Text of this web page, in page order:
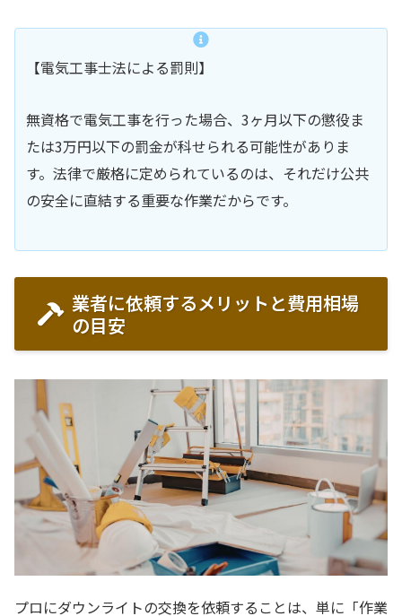
【電気工事士法による罰則】
無資格で電気工事を行った場合、3ヶ月以下の懲役ま
たは3万円以下の罰金が科せられる可能性がありま
す。法律で厳格に定められているのは、それだけ公共
の安全に直結する重要な作業だからです。
業者に依頼するメリットと費用相場
の目安
プロにダウンライトの交換を依頼することは、単に「作業